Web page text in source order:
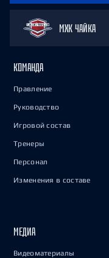
МХК ЧАЙКА
КОМАНДА
Правление
Руководство
Игровой состав
Тренеры
Персонал
Изменения в составе
МЕДИА
Видеоматериалы